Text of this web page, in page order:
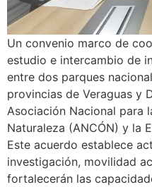
Un convenio marco de
estudio e intercambio de
entre dos parques
provincias de Veraguas y
Asociación Nacional para
Naturaleza (ANCÓN) y la
Este acuerdo establece
investigación, movilidad
fortalecerán las